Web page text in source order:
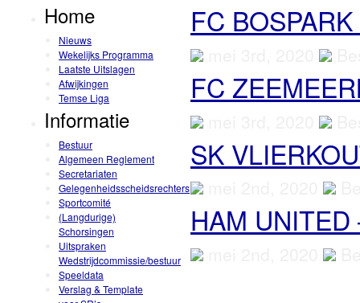
Home
Nieuws
Wekelijks Programma
Laatste Uitslagen
Afwijkingen
Temse Liga
Informatie
Bestuur
Algemeen Reglement
Secretariaten
Gelegenheidsscheidsrechters
Sportcomité
(Langdurige)
Schorsingen
Uitspraken
Wedstrijdcommissie/bestuur
Speeldata
Verslag & Template
FC
FC
SK
HAM